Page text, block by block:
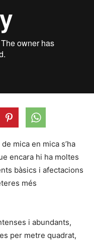
mica en mica s’ha
encara hi ha moltes
bàsics i afectacions
més
i abundants,
per metre quadrat,